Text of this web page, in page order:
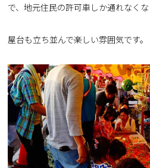
で、地元住民の許可車しか通れなく
屋台も立ち並んで楽しい雰囲気です。